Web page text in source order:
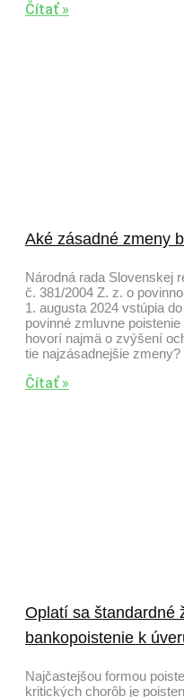
Čítať »
Aké zásadné zmeny
Národná rada Slovenskej
č. 381/2004 Z. z. o
1. augusta 2024 vstúpia
povinné zmluvne
hovorí najmä o zvýšení
tie najzásadnejšie zmeny?
Čítať »
Oplatí sa štandardné
bankopoistenie k
Najčastejšou formou
kritických chorôb je